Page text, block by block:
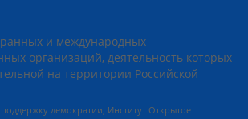
и международных
организаций, деятельность которых
на территории Российской
демократии, Институт Открытое